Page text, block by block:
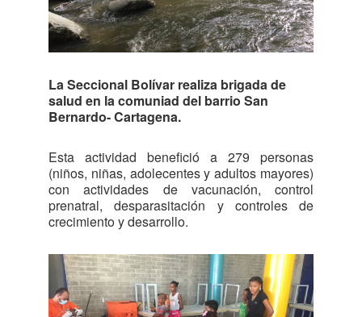
La Seccional Bolívar realiza brigada de
salud en la comuniad del barrio San
Bernardo- Cartagena.
Esta actividad benefició a 279 personas
(niños, niñas, adolecentes y adultos mayores)
con actividades de vacunación, control
prenatral, desparasitación y controles de
crecimiento y desarrollo.